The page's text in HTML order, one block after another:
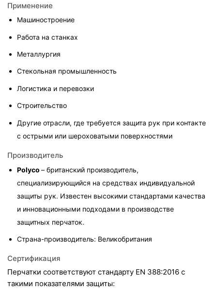
Применение
Машиностроение
Работа на станках
Металлургия
Стекольная промышленность
Логистика и перевозки
Строительство
Другие отрасли, где требуется защита рук при контакте
с острыми или шероховатыми поверхностями
Производитель
Polyco – британский производитель,
специализирующийся на средствах индивидуальной
защиты рук. Известен высокими стандартами качества
и инновационными подходами в производстве
защитных перчаток.
Страна-производитель: Великобритания
Сертификация
Перчатки соответствуют стандарту EN 388:2016 с
такими показателями защиты: